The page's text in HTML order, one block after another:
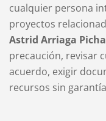
cualquier persona
proyectos
Astrid Arriaga
precaución, revisar
acuerdo, exigir
recursos sin